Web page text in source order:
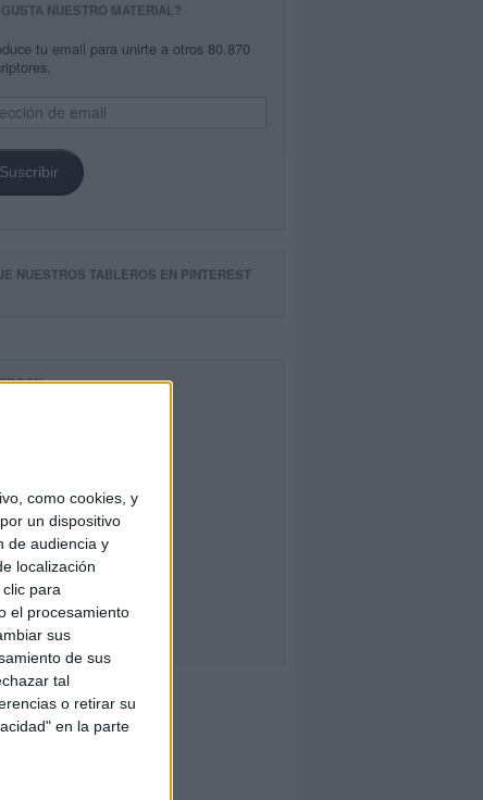
como cookies, y
un dispositivo
de audiencia y
localización
para
el procesamiento
sus
de sus
tal
o retirar su
en la parte
NUESTRO MATERIAL?
tu email para unirte a otros 80.870
Suscribir
NUESTROS TABLEROS EN PINTEREST